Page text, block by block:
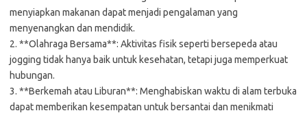
menyiapkan makanan dapat menjadi pengalaman yang
menyenangkan dan mendidik.
2. **Olahraga Bersama**: Aktivitas fisik seperti bersepeda atau
jogging tidak hanya baik untuk kesehatan, tetapi juga memperkuat
hubungan.
3. **Berkemah atau Liburan**: Menghabiskan waktu di alam terbuka
dapat memberikan kesempatan untuk bersantai dan menikmati